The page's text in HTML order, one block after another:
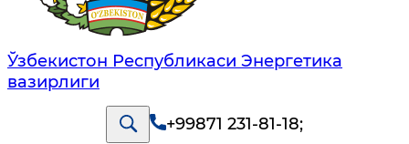
Ўзбекистон Республикаси Энергетика
вазирлиги
+99871 231-81-18;